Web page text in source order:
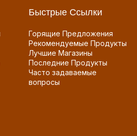
Быстрые Ссылки
Горящие Предложения
Рекомендуемые Продукты
Лучшие Магазины
Последние Продукты
Часто задаваемые
вопросы